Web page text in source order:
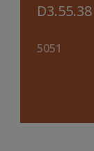
D3.55.38
5051